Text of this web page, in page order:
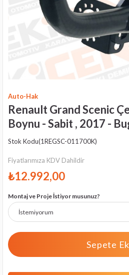
Auto-Hak
Renault Grand Scenic
Boynu - Sabit , 2017 -
Stok Kodu(1REGSC-011700K)
Fiyatlarımıza KDV Dahildir
₺12.992,00
Montaj ve Proje İstiyor musunuz?